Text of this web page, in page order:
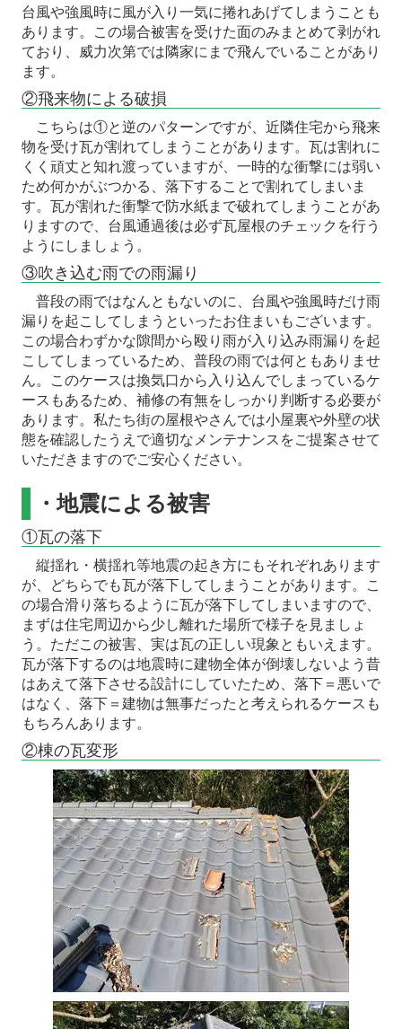
台風や強風時に風が入り一気に捲れあげてしまうことも
あります。この場合被害を受けた面のみまとめて剥がれ
ており、威力次第では隣家にまで飛んでいることがあり
ます。
②飛来物による破損
こちらは①と逆のパターンですが、近隣住宅から飛来
物を受け瓦が割れてしまうことがあります。瓦は割れに
くく頑丈と知れ渡っていますが、一時的な衝撃には弱い
ため何かがぶつかる、落下することで割れてしまいま
す。瓦が割れた衝撃で防水紙まで破れてしまうことがあ
りますので、台風通過後は必ず瓦屋根のチェックを行う
ようにしましょう。
③吹き込む雨での雨漏り
普段の雨ではなんともないのに、台風や強風時だけ雨
漏りを起こしてしまうといったお住まいもございます。
この場合わずかな隙間から殴り雨が入り込み雨漏りを起
こしてしまっているため、普段の雨では何ともありませ
ん。このケースは換気口から入り込んでしまっているケ
ースもあるため、補修の有無をしっかり判断する必要が
あります。私たち街の屋根やさんでは小屋裏や外壁の状
態を確認したうえで適切なメンテナンスをご提案させて
いただきますのでご安心ください。
・地震による被害
①瓦の落下
縦揺れ・横揺れ等地震の起き方にもそれぞれあります
が、どちらでも瓦が落下してしまうことがあります。こ
の場合滑り落ちるように瓦が落下してしまいますので、
まずは住宅周辺から少し離れた場所で様子を見ましょ
う。ただこの被害、実は瓦の正しい現象ともいえます。
瓦が落下するのは地震時に建物全体が倒壊しないよう昔
はあえて落下させる設計にしていたため、落下＝悪いで
はなく、落下＝建物は無事だったと考えられるケースも
もちろんあります。
②棟の瓦変形